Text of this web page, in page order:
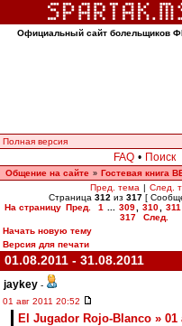
Официальный сайт болельщиков
Полная версия
FAQ • Поиск
Общение на сайте » Гостевая книга
Пред. тема | След.
Страница 312 из 317 [
На страницу Пред. 1 309 310 311
317
След.
Начать новую тему
Версия для печати
01.08.2011 - 31.08.2011
jaykey -
01 авг 2011 20:52
El Jugador Rojo-Blanco » 01